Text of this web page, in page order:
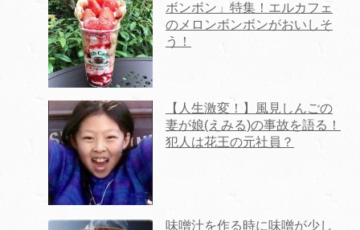
ボンボン」特集！エルカフェ
のメロンボンボンがおいしそ
う！
【人生激変！】風見しんごの
妻が娘(えみる)の事故を語る！
犯人は花王の元社員？
味噌汁を作る時に味噌が少し